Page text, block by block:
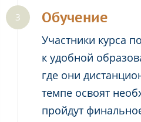
Обучение
Участники курса
к удобной
где они
темпе освоят
пройдут